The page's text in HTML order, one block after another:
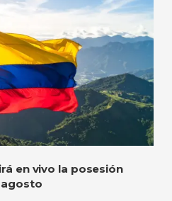
en vivo la posesión
agosto